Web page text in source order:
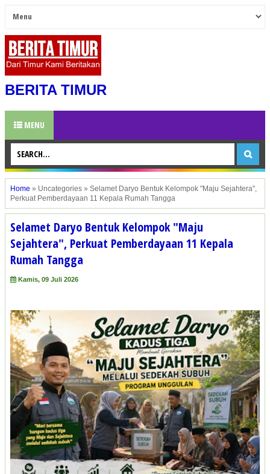
BERITA TIMUR
MENU
Home » Uncategories » Selamet Daryo Bentuk Kelompok "Maju Sejahtera",
Perkuat Pemberdayaan 11 Kepala Rumah Tangga
Selamet Daryo Bentuk Kelompok "Maju
Sejahtera", Perkuat Pemberdayaan 11 Kepala
Rumah Tangga
Kamis, 09 Juli 2026